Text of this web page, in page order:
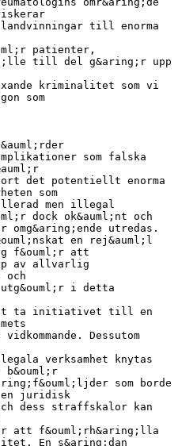
till enorma
patienter,
till del g&aring;r upp
kriminalitet som vi
som
som falska
det potentiellt enorma
som
men illegal
dock ok&auml;nt och
omg&aring;ende utredas.
en rej&auml;l
f&ouml;r att
av allvarlig
utg&ouml;r i detta
att ta initiativet till en
Dessutom
verksamhet knytas
som borde
juridisk
dess straffskalor kan
att f&ouml;rh&aring;lla
En s&aring;dan